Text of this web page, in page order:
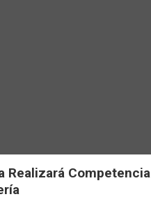
Realizará Competencia